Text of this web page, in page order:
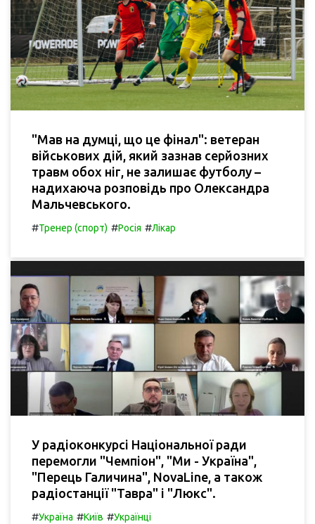
"Мав на думці, що це фінал": ветеран
військових дій, який зазнав серйозних
травм обох ніг, не залишає футболу –
надихаюча розповідь про Олександра
Мальчевського.
#Тренер (спорт) #Росія #Лікар
У радіоконкурсі Національної ради
перемогли "Чемпіон", "Ми - Україна",
"Перець Галичина", NovaLine, а також
радіостанції "Тавра" і "Люкс".
#Україна #Київ #Українці